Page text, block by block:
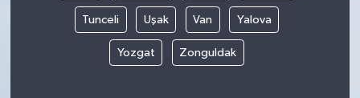
Tunceli Uşak Van Yalova
Yozgat Zonguldak